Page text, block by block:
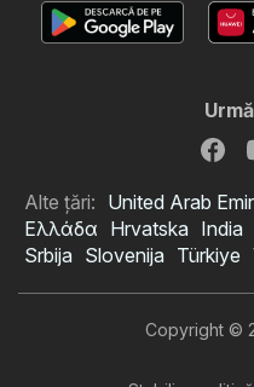
Alte țări: United Arab
Ελλάδα Hrvatska India
Srbija Slovenija Türkiye
Copyright ©